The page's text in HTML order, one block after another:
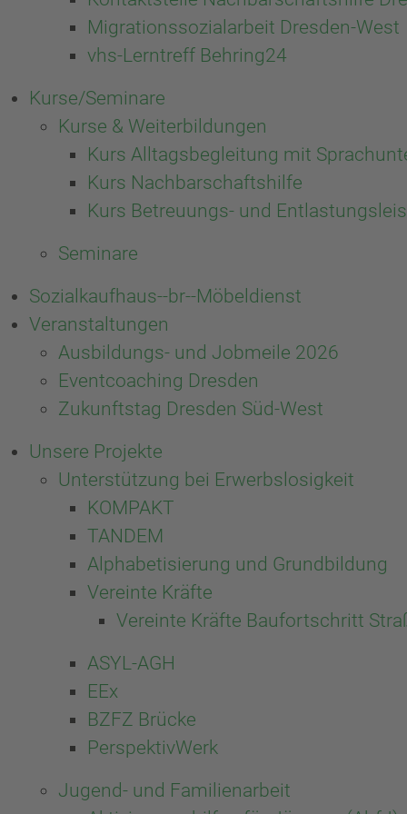
Migrationssozialarbeit Dresden-West
vhs-Lerntreff Behring24
Kurse/Seminare
Kurse & Weiterbildungen
Kurs Alltagsbegleitung mit
Kurs Nachbarschaftshilfe
Kurs Betreuungs- und
Seminare
Sozialkaufhaus--br--Möbeldienst
Veranstaltungen
Ausbildungs- und Jobmeile 2026
Eventcoaching Dresden
Zukunftstag Dresden Süd-West
Unsere Projekte
Unterstützung bei Erwerbslosigkeit
KOMPAKT
TANDEM
Alphabetisierung und Grundbildung
Vereinte Kräfte
Vereinte Kräfte Baufortschritt
ASYL-AGH
EEx
BZFZ Brücke
PerspektivWerk
Jugend- und Familienarbeit